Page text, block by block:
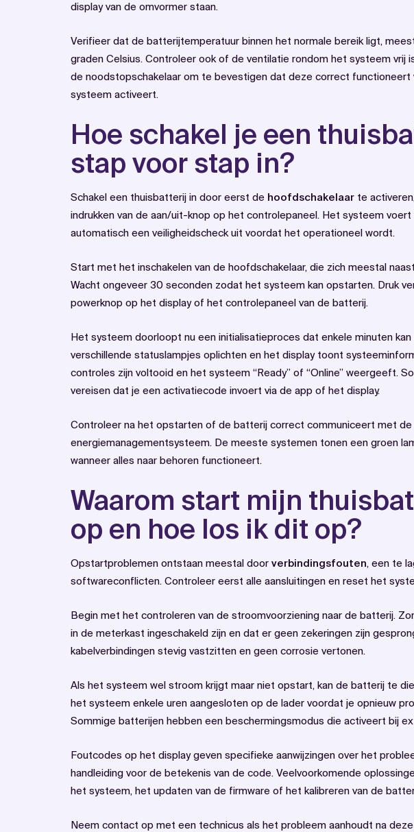
display van de omvormer staan.
Verifieer dat de batterijtemperatuur binnen het normale bereik ligt,
graden Celsius. Controleer ook of de ventilatie rondom het systeem vrij
de noodstopschakelaar om te bevestigen dat deze correct functioneert
systeem activeert.
Hoe schakel je een
stap voor stap in?
Schakel een thuisbatterij in door eerst de hoofdschakelaar te
indrukken van de aan/uit-knop op het controlepaneel. Het systeem voert
automatisch een veiligheidscheck uit voordat het operationeel wordt.
Start met het inschakelen van de hoofdschakelaar, die zich meestal
Wacht ongeveer 30 seconden zodat het systeem kan opstarten. Druk
powerknop op het display of het controlepaneel van de batterij.
Het systeem doorloopt nu een initialisatieproces dat enkele minuten kan
verschillende statuslampjes oplichten en het display toont
controles zijn voltooid en het systeem “Ready” of “Online” weergeeft.
vereisen dat je een activatiecode invoert via de app of het display.
Controleer na het opstarten of de batterij correct communiceert met de
energiemanagementsysteem. De meeste systemen tonen een groen
wanneer alles naar behoren functioneert.
Waarom start mijn
op en hoe los ik dit op?
Opstartproblemen ontstaan meestal door verbindingsfouten, een te
softwareconflicten. Controleer eerst alle aansluitingen en reset het
Begin met het controleren van de stroomvoorziening naar de batterij.
in de meterkast ingeschakeld zijn en dat er geen zekeringen zijn
kabelverbindingen stevig vastzitten en geen corrosie vertonen.
Als het systeem wel stroom krijgt maar niet opstart, kan de batterij te
het systeem enkele uren aangesloten op de lader voordat je opnieuw
Sommige batterijen hebben een beschermingsmodus die activeert bij
Foutcodes op het display geven specifieke aanwijzingen over het
handleiding voor de betekenis van de code. Veelvoorkomende
het systeem, het updaten van de firmware of het kalibreren van de
Neem contact op met een technicus als het probleem aanhoudt na